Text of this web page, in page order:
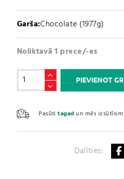
Garša:Chocolate (1977g)
Noliktavā 1 prece/-es
Carnivor
Shred
PIEVIENOT
Pasūtitagad un mēs
Dalīties: